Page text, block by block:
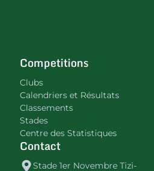
Competitions
Clubs
Calendriers et Résultats
Classements
Stades
Centre des Statistiques
Contact
Stade 1er Novembre Tizi-